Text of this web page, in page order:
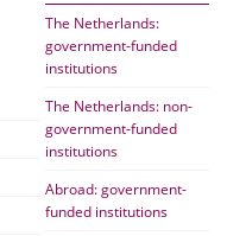
The Netherlands:
government-funded
institutions
The Netherlands: non-
government-funded
institutions
Abroad: government-
funded institutions